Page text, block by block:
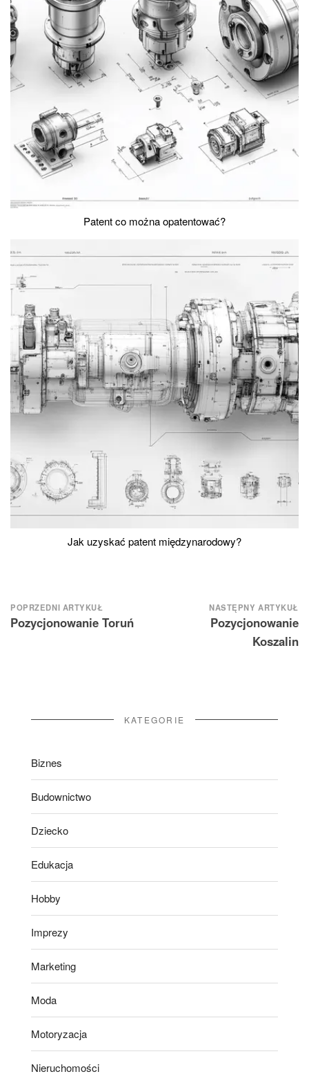
Patent co można opatentować?
Jak uzyskać patent międzynarodowy?
Nawigacja
wpisu
POPRZEDNI ARTYKUŁ
Pozycjonowanie Toruń
NASTĘPNY ARTYKUŁ
Pozycjonowanie
Koszalin
KATEGORIE
Biznes
Budownictwo
Dziecko
Edukacja
Hobby
Imprezy
Marketing
Moda
Motoryzacja
Nieruchomości